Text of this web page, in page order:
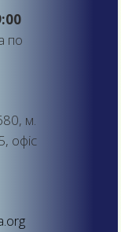
по
м.
офіс